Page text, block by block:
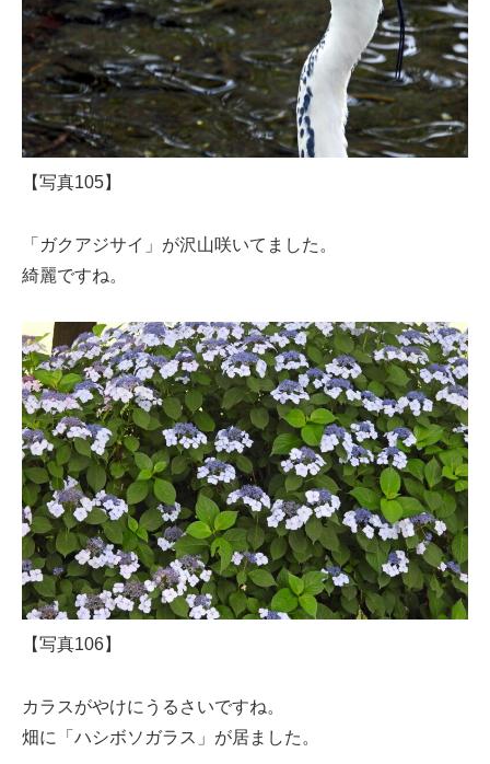
【写真105】
「ガクアジサイ」が沢山咲いてました。
綺麗ですね。
【写真106】
カラスがやけにうるさいですね。
畑に「ハシボソガラス」が居ました。